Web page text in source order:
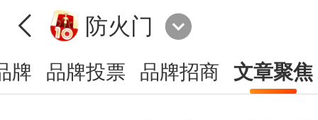
防火门
牌 品牌投票 品牌招商 文章聚焦